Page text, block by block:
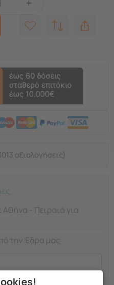
αξιολογήσεις)
Αθήνα - Πειραιά για
την Έδρα μας